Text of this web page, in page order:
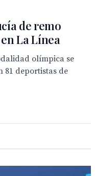
de remo
La Línea
olímpica se
81 deportistas de